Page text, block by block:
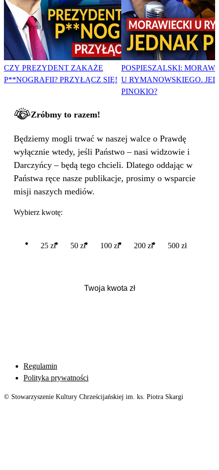
CZY PREZYDENT ZAKAŻE
P**NOGRAFII? PRZYŁĄCZ SIĘ!
POSPIESZALSKI:
U RYMANOWSKIEGO.
PINOKIO?
Zróbmy to razem!
Będziemy mogli trwać w naszej walce o Prawdę
wyłącznie wtedy, jeśli Państwo – nasi widzowie i
Darczyńcy – będą tego chcieli. Dlatego oddając w
Państwa ręce nasze publikacje, prosimy o wsparcie
misji naszych mediów.
Wybierz kwotę:
25 zł 50 zł 100 zł 200 zł 500 zł
Regulamin
Polityka prywatności
© Stowarzyszenie Kultury Chrześcijańskiej im. ks. Piotra Skargi